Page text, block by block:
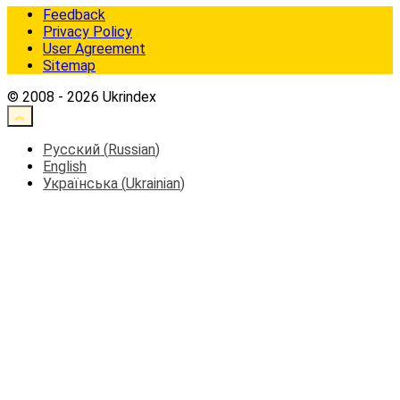
Feedback
Privacy Policy
User Agreement
Sitemap
© 2008 - 2026 Ukrindex
Русский ( Russian)
English
Українська (Ukrainian)